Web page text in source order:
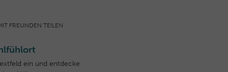
FREUNDEN TEILEN
ein und entdecke